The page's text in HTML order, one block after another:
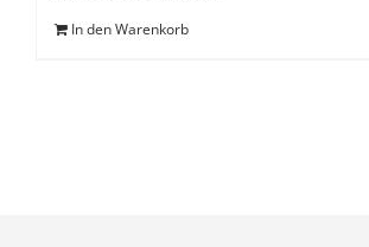
In den Warenkorb